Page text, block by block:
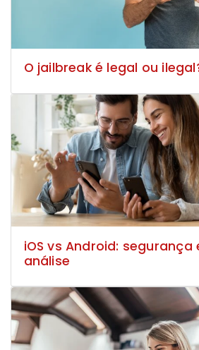
O jailbreak é legal ou
iOS vs Android: segurança
análise